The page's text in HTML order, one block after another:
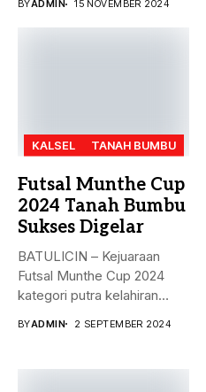
BYADMIN 15 NOVEMBER 2024
KALSEL TANAH BUMBU
Futsal Munthe Cup
2024 Tanah Bumbu
Sukses Digelar
BATULICIN – Kejuaraan
Futsal Munthe Cup 2024
kategori putra kelahiran
BYADMIN 2 SEPTEMBER 2024